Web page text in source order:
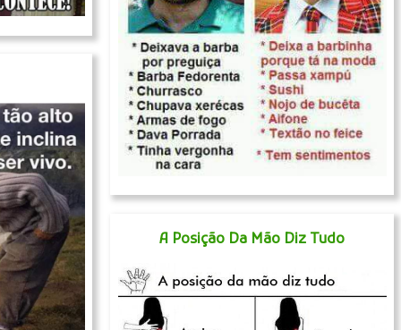
A Posição Da Mão Diz Tudo